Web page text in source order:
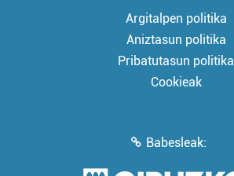
Argitalpen politika
Aniztasun politika
Pribatutasun politika
Cookieak
Babesleak: